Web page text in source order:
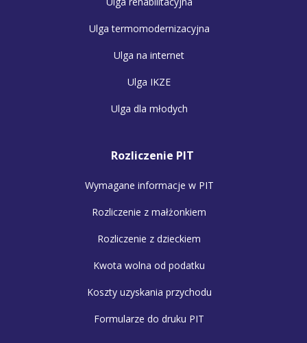
Ulga termomodernizacyjna
Ulga na internet
Ulga IKZE
Ulga dla młodych
Rozliczenie PIT
Wymagane informacje w PIT
Rozliczenie z małżonkiem
Rozliczenie z dzieckiem
Kwota wolna od podatku
Koszty uzyskania przychodu
Formularze do druku PIT